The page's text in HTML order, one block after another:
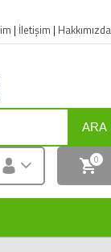
| İletişim | Hakkımızda
ARA
0